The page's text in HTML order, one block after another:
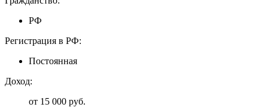
РФ
Регистрация в РФ:
Постоянная
Доход:
от 15 000 руб.